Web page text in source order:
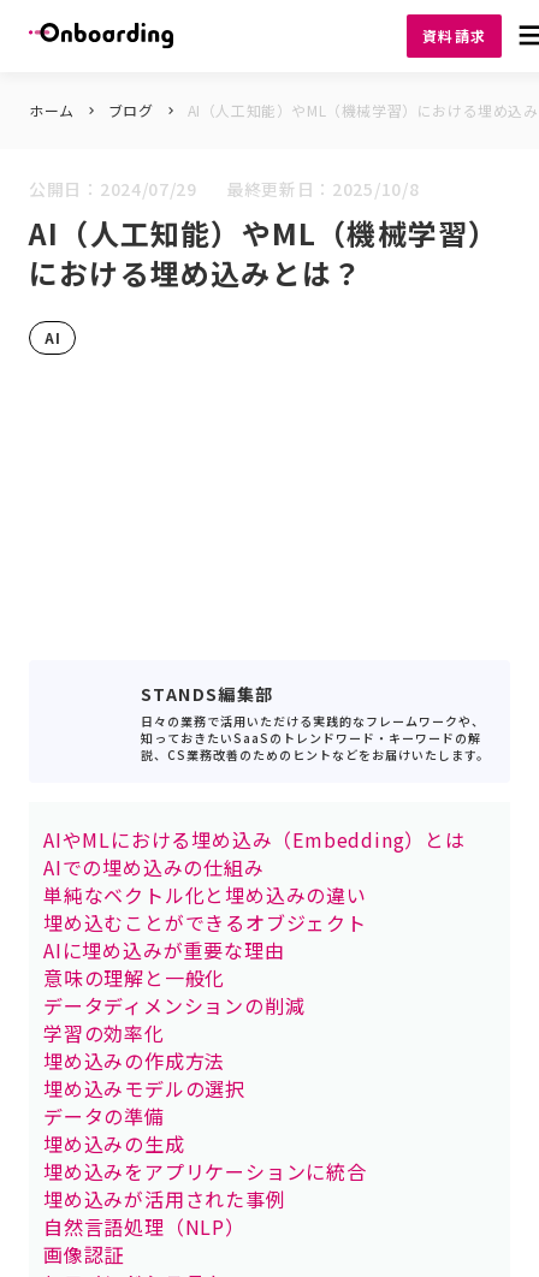
資料請求
ホーム keyboard_arrow_right ブログ keyboard_arrow_right AI（人工知能）やML（機械学習）における埋め込
公開日： 2024/07/29 最終更新日： 2025/10/8
AI（人工知能）やML（機械学習）
における埋め込みとは？
AI
STANDS編集部
日々の業務で活用いただける実践的なフレームワークや、
知っておきたいSaaSのトレンドワード・キーワードの解
説、CS業務改善のためのヒントなどをお届けいたします。
AIやMLにおける埋め込み（Embedding）とは
AIでの埋め込みの仕組み
単純なベクトル化と埋め込みの違い
埋め込むことができるオブジェクト
AIに埋め込みが重要な理由
意味の理解と一般化
データディメンションの削減
学習の効率化
埋め込みの作成方法
埋め込みモデルの選択
データの準備
埋め込みの生成
埋め込みをアプリケーションに統合
埋め込みが活用された事例
自然言語処理（NLP）
画像認証